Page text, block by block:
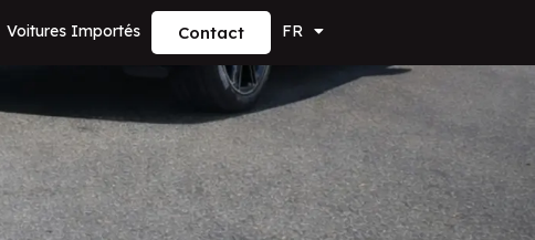
Voitures Importés Contact FR